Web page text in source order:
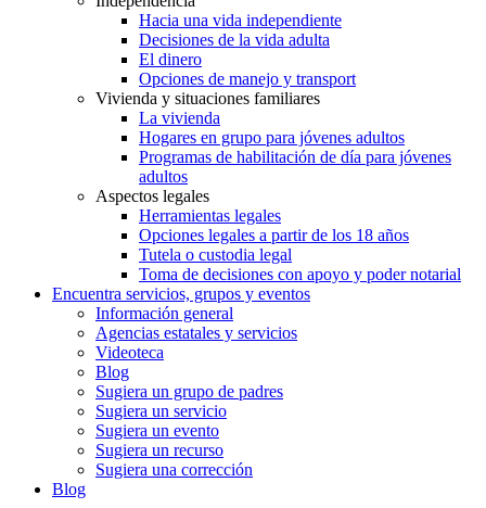
Hacia una vida independiente
Decisiones de la vida adulta
El dinero
Opciones de manejo y transport
Vivienda y situaciones familiares
La vivienda
Hogares en grupo para jóvenes adultos
Programas de habilitación de día para jóvenes
adultos
Aspectos legales
Herramientas legales
Opciones legales a partir de los 18 años
Tutela o custodia legal
Toma de decisiones con apoyo y poder notarial
Encuentra servicios, grupos y eventos
Información general
Agencias estatales y servicios
Videoteca
Blog
Sugiera un grupo de padres
Sugiera un servicio
Sugiera un evento
Sugiera un recurso
Sugiera una corrección
Blog